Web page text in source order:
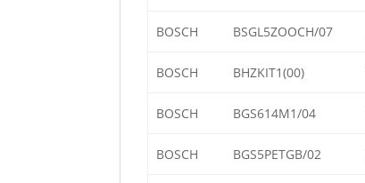
BOSCH BSGL5ZOOCH/07
BOSCH BHZKIT1(00)
BOSCH BGS614M1/04
BOSCH BGS5PETGB/02